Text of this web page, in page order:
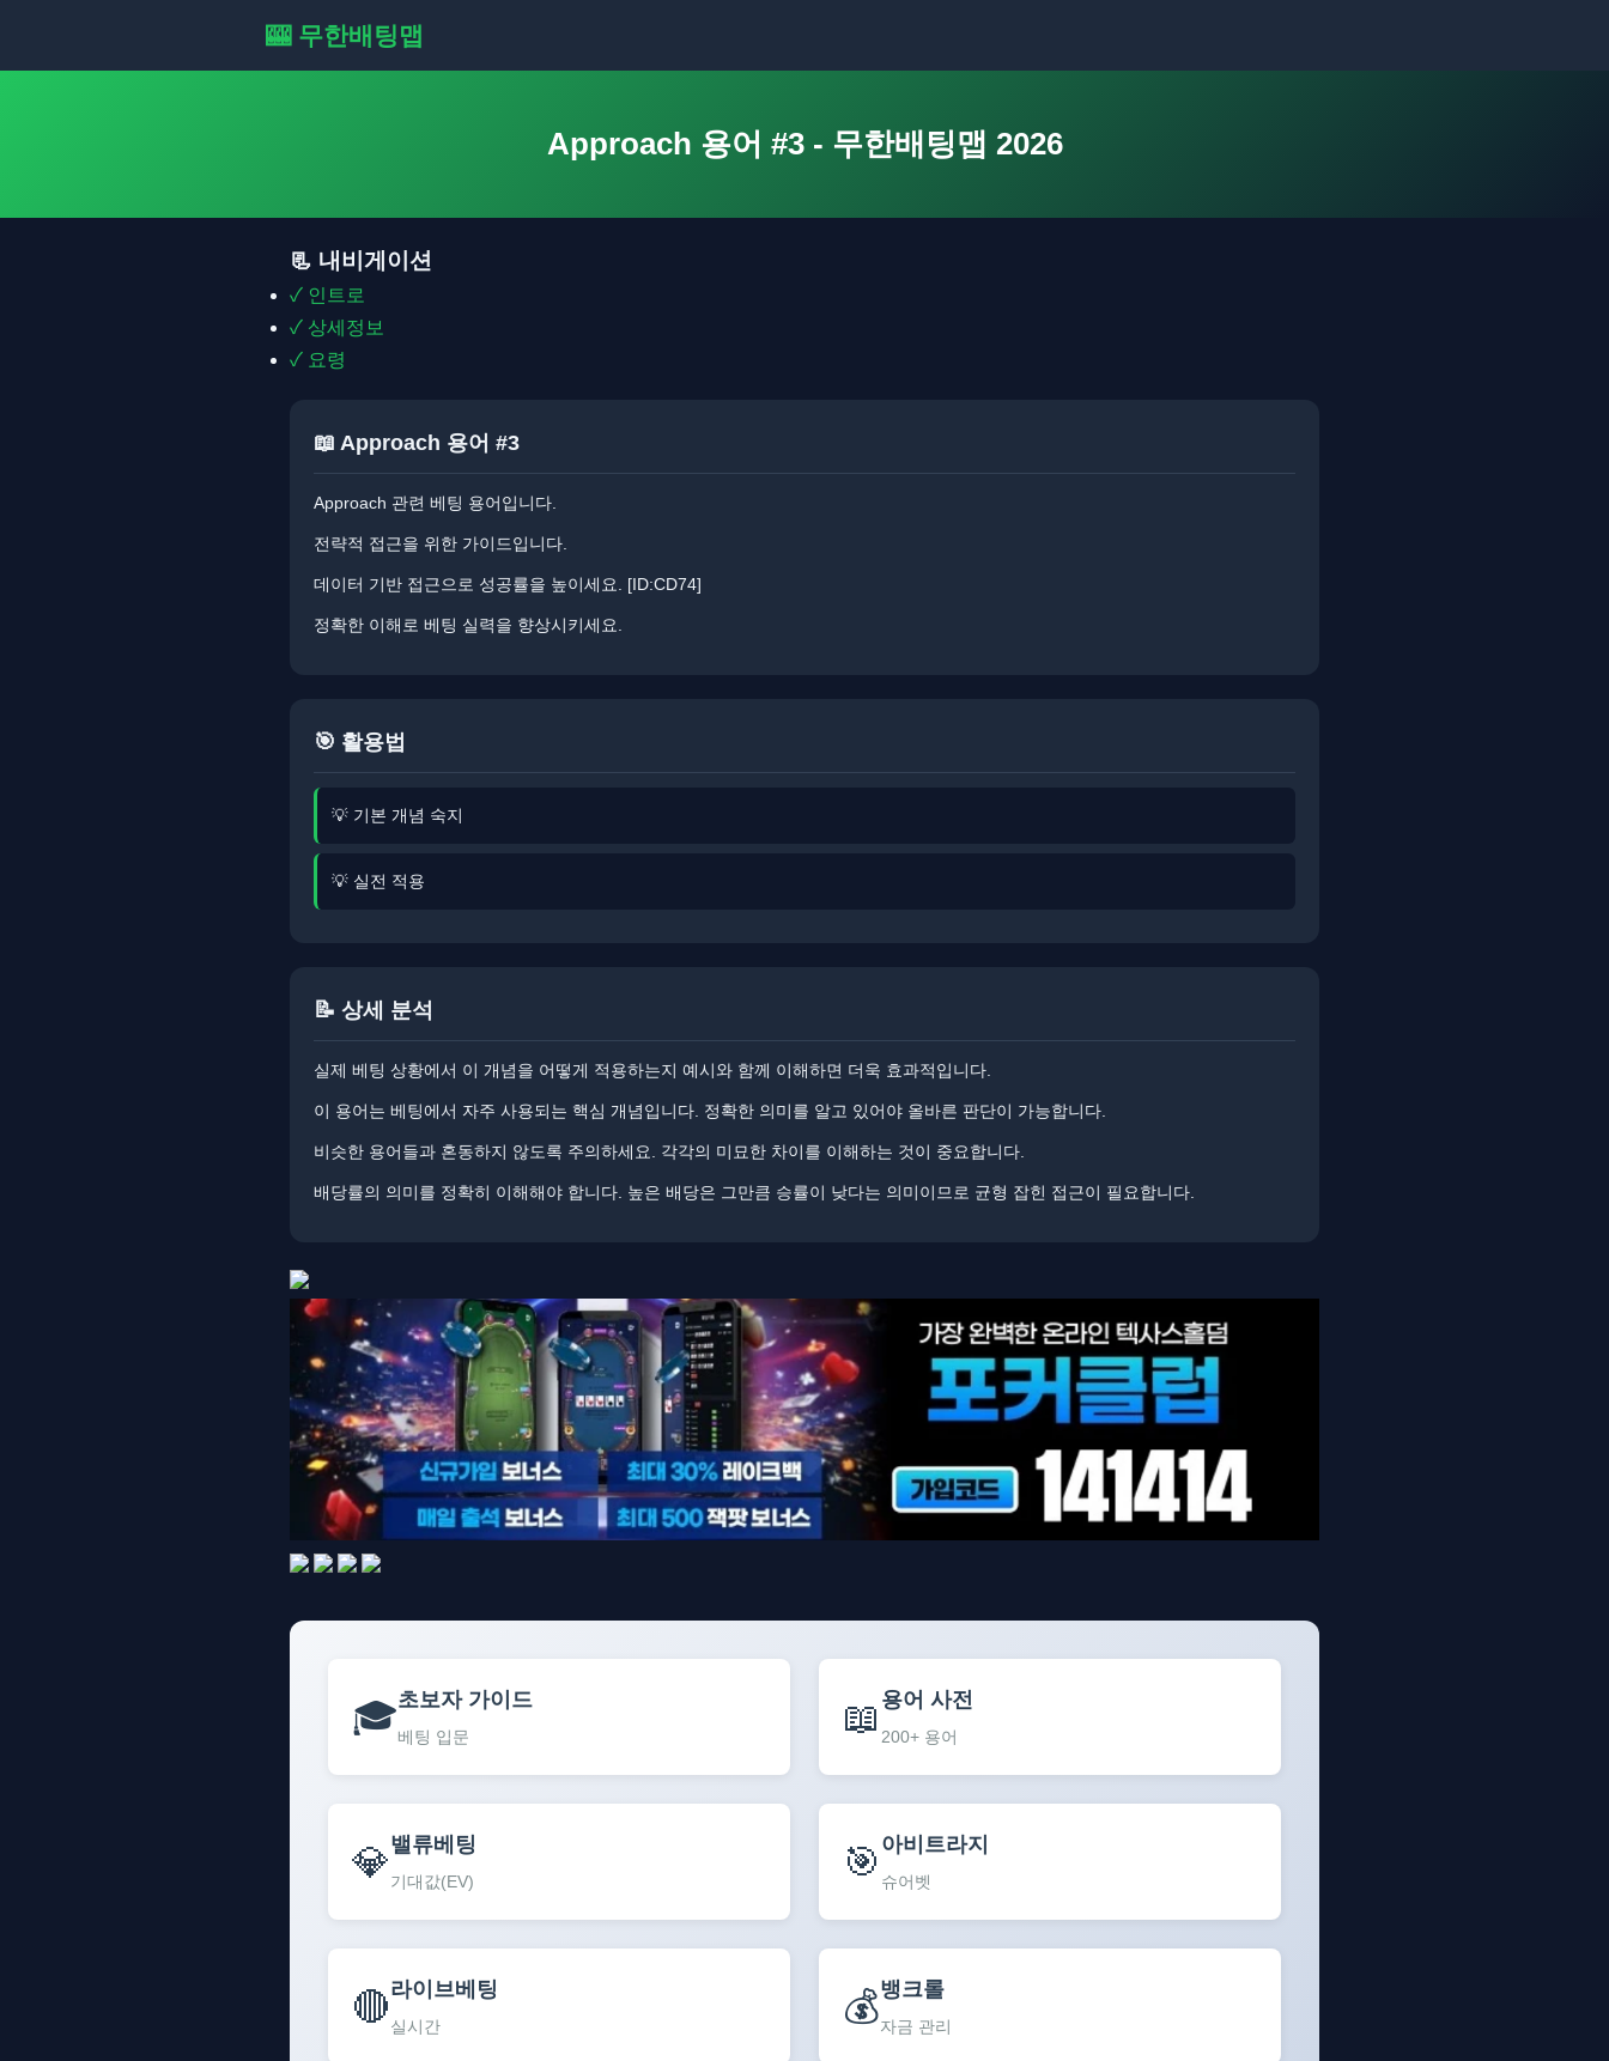
🎰 무한배팅맵
Approach 용어 #3 - 무한배팅맵 2026
📃 내비게이션
✓ 인트로
✓ 상세정보
✓ 요령
📖 Approach 용어 #3
Approach 관련 베팅 용어입니다.
전략적 접근을 위한 가이드입니다.
데이터 기반 접근으로 성공률을 높이세요. [ID:CD74]
정확한 이해로 베팅 실력을 향상시키세요.
🎯 활용법
💡 기본 개념 숙지
💡 실전 적용
📝 상세 분석
실제 베팅 상황에서 이 개념을 어떻게 적용하는지 예시와 함께 이해하면 더욱 효과적입니다.
이 용어는 베팅에서 자주 사용되는 핵심 개념입니다. ​정확한 의미를 알고 있어야 올바른 판단이 가능합니다.
비슷한 용어들과 혼동하지 않도록 주의하세요. 각각의 미묘한 차이를 이해하는 것이 중요합니다.
배당률의 의미를 정확히 이해해야 합니다. ​높은 배당은 그만큼 승률이 낮다는 의미이므로 균형 잡힌 접근이 필요합니다.
🎓초보자 가이드
베팅 입문 📖 용어 사전
200+ 용어
💎밸류베팅
기대값(EV) 🎯 아비트라지
슈어벳
🔴라이브베팅
실시간 💰뱅크롤
자금 관리